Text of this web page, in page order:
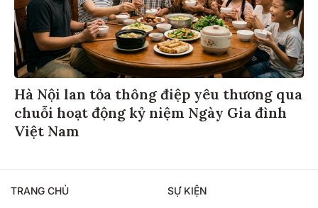
Hà Nội lan tỏa thông điệp yêu thương qua
chuỗi hoạt động kỷ niệm Ngày Gia đình
Việt Nam
TRANG CHỦ SỰ KIỆN